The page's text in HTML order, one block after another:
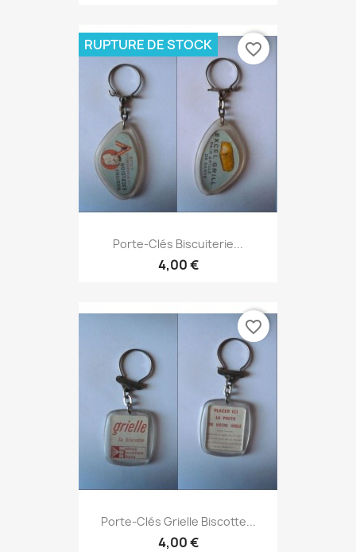
Porte-Clés Biscuiterie...
4,00 €
RUPTURE DE STOCK favorite_border
Porte-Clés Grielle Biscotte...
4,00 €
favorite_border